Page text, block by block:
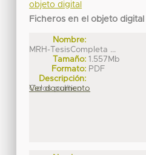
objeto digital
Ficheros en el objeto digital
Nombre:
MRH-TesisCompleta ...
Tamaño: 1.557Mb
Formato: PDF
Descripción:
Ciclos político ...
Ver documento